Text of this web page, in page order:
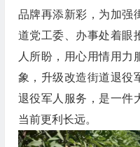
品牌再添新彩，为加强
道党工委、办事处着眼
人所盼，用心用情用力
象，升级改造街道退役
退役军人服务，是一件
当前更利长远。